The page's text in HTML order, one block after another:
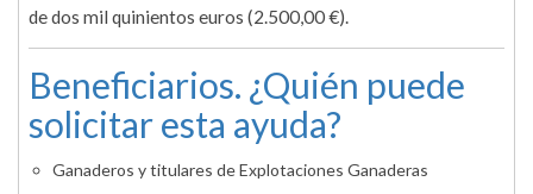
de dos mil quinientos euros (2.500,00 €).
Beneficiarios. ¿Quién puede
solicitar esta ayuda?
Ganaderos y titulares de Explotaciones Ganaderas